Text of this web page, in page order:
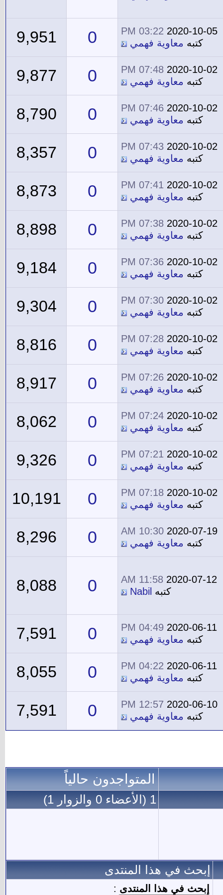
2020-10-05
03:22 PM
كتبه معاوية فهمي 0
9,951
2020-10-02
07:48 PM
كتبه معاوية فهمي 0
9,877
2020-10-02
07:46 PM
كتبه معاوية فهمي 0
8,790
2020-10-02
07:43 PM
كتبه معاوية فهمي 0
8,357
2020-10-02
07:41 PM
كتبه معاوية فهمي 0
8,873
2020-10-02
07:38 PM
كتبه معاوية فهمي 0
8,898
2020-10-02
07:36 PM
كتبه معاوية فهمي 0
9,184
2020-10-02
07:30 PM
كتبه معاوية فهمي 0
9,304
2020-10-02
07:28 PM
كتبه معاوية فهمي 0
8,816
2020-10-02
07:26 PM
كتبه معاوية فهمي 0
8,917
2020-10-02
07:24 PM
كتبه معاوية فهمي 0
8,062
2020-10-02
07:21 PM
كتبه معاوية فهمي 0
9,326
2020-10-02
07:18 PM
كتبه معاوية فهمي 0
10,191
2020-07-19
10:30 AM
كتبه معاوية فهمي 0
8,296
2020-07-12
11:58 AM
كتبه Nabil
0
8,088
2020-06-11
04:49 PM
كتبه معاوية فهمي 0
7,591
2020-06-11
04:22 PM
كتبه معاوية فهمي 0
8,055
2020-06-10
12:57 PM
كتبه معاوية فهمي 0
7,591
المتواجدون حالياً
1 (الأعضاء 0 والزوار 1)
إبحث في هذا المنتدى
إبحث في هذا المنتدى :